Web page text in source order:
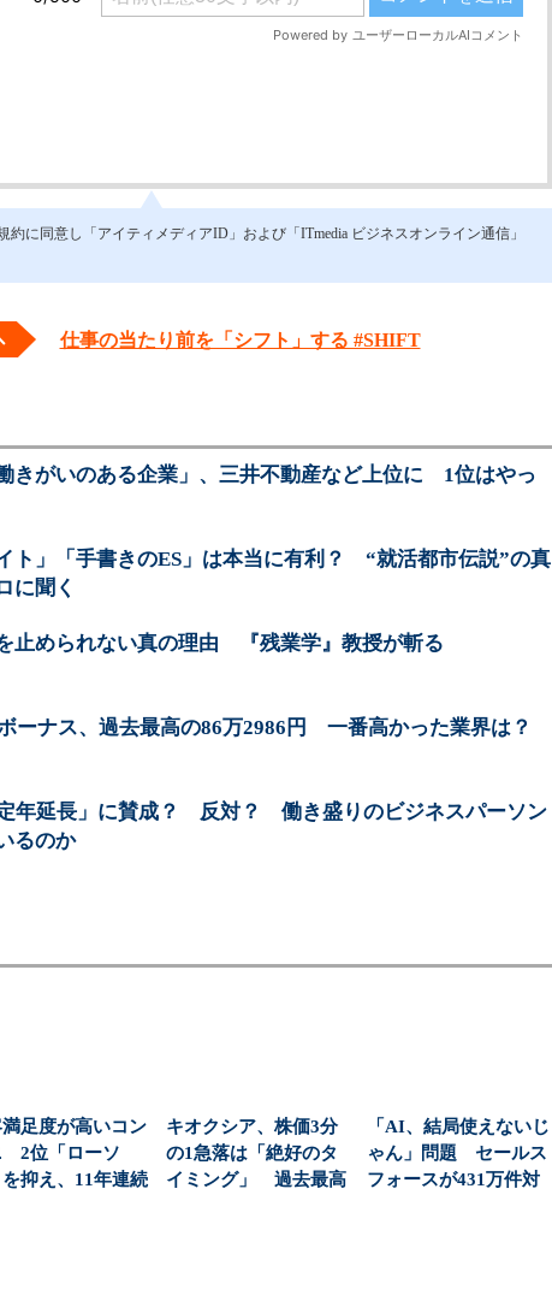
に同意し「アイティメディアID」および「ITmedia ビジネスオンライン通信」
仕事の当たり前を「シフト」する #SHIFT
きがいのある企業」、三井不動産など上位に 1位はやっ
ト」「手書きのES」は本当に有利？ “就活都市伝説”の真
に聞く
止められない真の理由 『残業学』教授が斬る
ーナス、過去最高の86万2986円 一番高かった業界は？
年延長」に賛成？ 反対？ 働き盛りのビジネスパーソン
るのか
足度が高いコン
2位「ローソ
抑え、11年連続
キオクシア、株価3分
の1急落は「絶好のタ
イミング」 過去最高
「AI、結局使えないじ
ゃん」問題 セールス
フォースが431万件対